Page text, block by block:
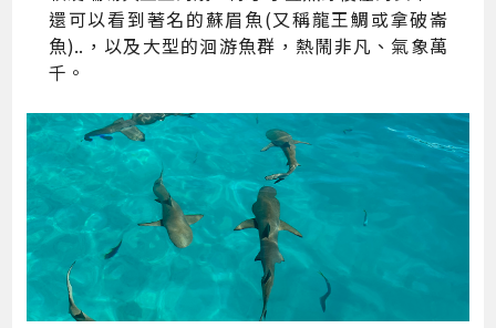
還可以看到著名的蘇眉魚(又稱龍王鯛或拿破崙
魚)..，以及大型的洄游魚群，熱鬧非凡、氣象萬
千。